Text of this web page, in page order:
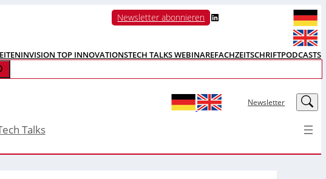
Newsletter abonnieren LinkedIn
INVISION TOP INNOVATIONSTECH TALKS WEBINAREFACHZEITSCHRIFTPODCASTS
Newsletter LinkedIn
Talks